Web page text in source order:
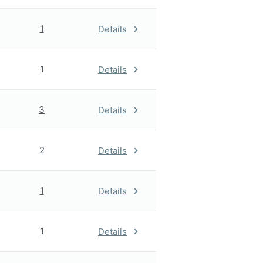
1 Details
1 Details
3 Details
2 Details
1 Details
1 Details